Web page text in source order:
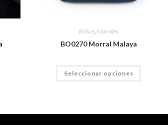
Bolsos, Morrales
BO0270 Morral Malaya
Seleccionar opciones